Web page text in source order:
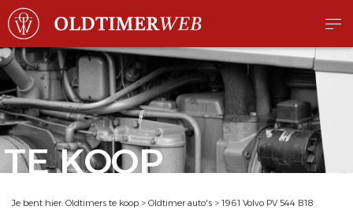
TE KOOP
Je bent hier: Oldtimers te koop > Oldtimer auto's > 1961 Volvo PV 544 B18